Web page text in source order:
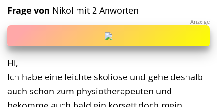
Frage von Nikol mit 2 Anworten
Hi,
Ich habe eine leichte skoliose und gehe deshalb
auch schon zum physiotherapeuten und